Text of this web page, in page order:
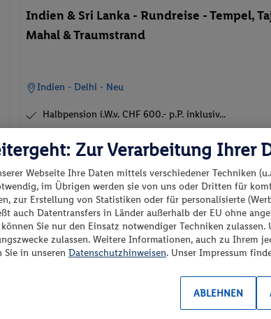
Indien & Sri Lanka - Rundreise - Tempel,
Mahal & Traumstrand
Indien - Delhi - Neu
Halbpension i.W.v. CHF 600.- p.P. inklusiv...
02.09.2026 - 18.09.2026
Doppelzimmer
Inkl. Flug,Halbpension,
Transfer
p.P. ab
1'999
2 Pers. / 16
Gesamt
Zur Verarbeitung Ihrer
Webseite Ihre Daten mittels verschiedener Techniken
im Übrigen werden sie von uns oder Dritten für
zur Erstellung von Statistiken oder für personalisierte
auch Datentransfers in Länder außerhalb der EU ohne
Sie nur den Einsatz notwendiger Techniken zulassen.
zulassen. Weitere Informationen, auch zu Ihrem
in unseren Datenschutzhinweisen. Unser Impressum
ABLEHNEN